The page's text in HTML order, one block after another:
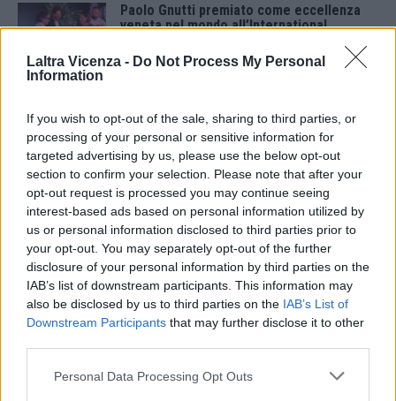
Laltra Vicenza - Do Not Process My Personal
Information
If you wish to opt-out of the sale, sharing to third parties, or
processing of your personal or sensitive information for
targeted advertising by us, please use the below opt-out
section to confirm your selection. Please note that after your
opt-out request is processed you may continue seeing
interest-based ads based on personal information utilized by
us or personal information disclosed to third parties prior to
your opt-out. You may separately opt-out of the further
disclosure of your personal information by third parties on the
IAB’s list of downstream participants. This information may
also be disclosed by us to third parties on the IAB’s List of
Downstream Participants that may further disclose it to other
Personal Data Processing Opt Outs
Paolo Gnutti premiato come eccellenza
veneta nel mondo all’International
6 Agosto 2026
“Teatro in casa”: il 5 agosto il primo
spettacolo a Marano Vicentino con Maria
Celeste Carobene
4 Agosto 2026
Salotti Urbani 2026 al Bixio di Vicenza:
agosto inizia con libri, poesie e musica
3 Agosto 2026
Vicenza, Gallerie d’Italia aperta e gratis
1 Agosto 2026